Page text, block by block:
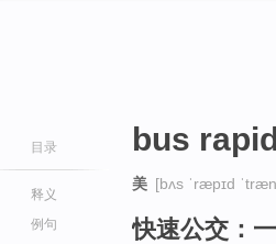
目录
释义
例句
bus
美 [bʌs ˈræpɪd
快速公交：